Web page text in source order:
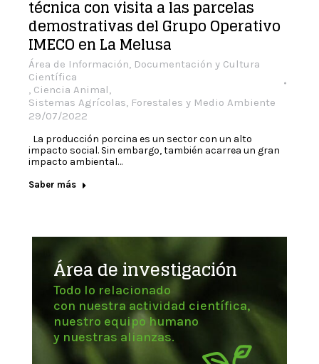
técnica con visita a las parcelas
demostrativas del Grupo Operativo
IMECO en La Melusa
Área de Información, Documentación y Cultura
Científica
, Ciencia Animal,
Sistemas Agrícolas, Forestales y Medio Ambiente
29/07/2022
La producción porcina es un sector con un alto
impacto social. Sin embargo, también acarrea un gran
impacto ambiental…
Saber más
Área de investigación
Todo lo relacionado
con nuestra actividad científica,
nuestro equipo humano
y nuestras alianzas.